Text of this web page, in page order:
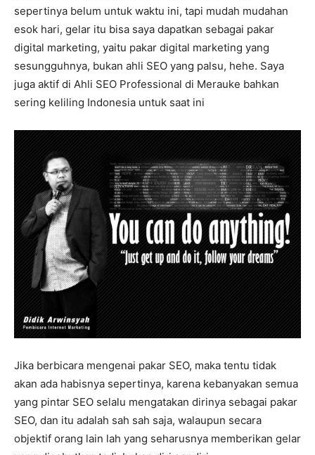
sepertinya belum untuk waktu ini, tapi mudah mudahan
esok hari, gelar itu bisa saya dapatkan sebagai pakar
digital marketing, yaitu pakar digital marketing yang
sesungguhnya, bukan ahli SEO yang palsu, hehe. Saya
juga aktif di Ahli SEO Professional di Merauke bahkan
sering keliling Indonesia untuk saat ini
Jika berbicara mengenai pakar SEO, maka tentu tidak
akan ada habisnya sepertinya, karena kebanyakan semua
yang pintar SEO selalu mengatakan dirinya sebagai pakar
SEO, dan itu adalah sah sah saja, walaupun secara
objektif orang lain lah yang seharusnya memberikan gelar